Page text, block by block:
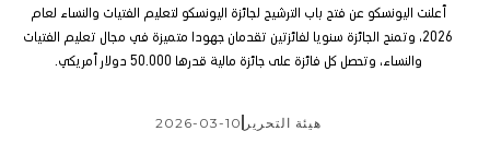
أعلنت اليونسكو عن فتح باب الترشيح لجائزة اليونسكو لتعليم الفتيات والنساء لعام
2026، وتمنح الجائزة سنويا لفائزتين تقدمان جهودا متميزة في مجال تعليم الفتيات
والنساء، وتحصل كل فائزة على جائزة مالية قدرها 50.000 دولار أمريكي.
هيئة التحرير 2026-03-10